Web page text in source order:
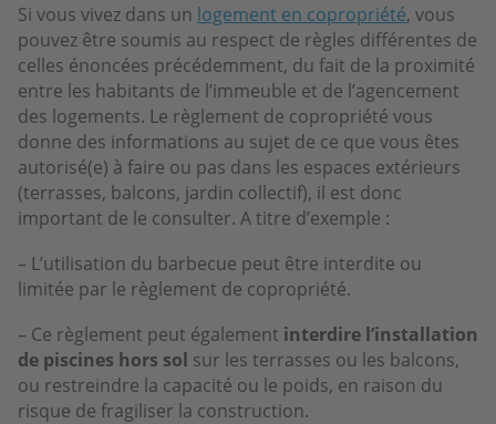
Si vous vivez dans un logement en copropriété, vous
pouvez être soumis au respect de règles différentes de
celles énoncées précédemment, du fait de la proximité
entre les habitants de l’immeuble et de l’agencement
des logements. Le règlement de copropriété vous
donne des informations au sujet de ce que vous êtes
autorisé(e) à faire ou pas dans les espaces extérieurs
(terrasses, balcons, jardin collectif), il est donc
important de le consulter. A titre d’exemple :
– L’utilisation du barbecue peut être interdite ou
limitée par le règlement de copropriété.
– Ce règlement peut également interdire l’installation
de piscines hors sol sur les terrasses ou les balcons,
ou restreindre la capacité ou le poids, en raison du
risque de fragiliser la construction.